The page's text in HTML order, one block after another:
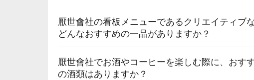
【遺言】辛辣微甜，餘韻持久
【清酒】清新淡雅，口感柔順
【調酒】香醇均衡，口感豐富
💡 未成年請勿飲酒；禁止酒駕
厭世會社の看板メニューであるクリエイティブ
どんなおすすめの一品がありますか？
厭世會社でお酒やコーヒーを楽しむ際に、おす
の酒類はありますか？